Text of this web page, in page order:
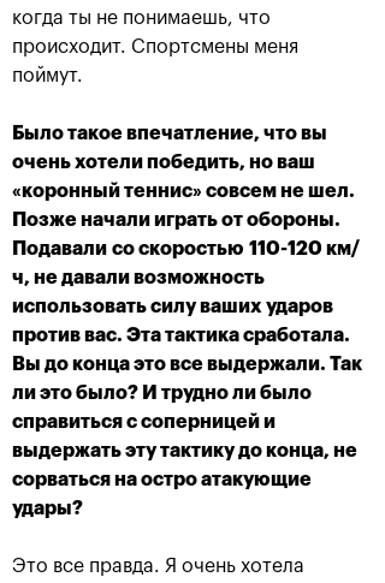
Карен Хачанов: «Этот титул
навсегда останется в
памяти!»
21 октября, 19:00
победители «ВТБ Кубок
Кремля»-2018
21 октября, 17:00
Карен Хачанов:
«Конечно, хочется
выиграть титульный
матч»
когда ты не понимаешь, что
происходит. Спортсмены меня
поймут.
Было такое впечатление, что вы
очень хотели победить, но ваш
«коронный теннис» совсем не шел.
Позже начали играть от обороны.
Подавали со скоростью 110-120 км/
ч, не давали возможность
использовать силу ваших ударов
против вас. Эта тактика сработала.
Вы до конца это все выдержали. Так
ли это было? И трудно ли было
справиться с соперницей и
выдержать эту тактику до конца, не
сорваться на остро атакующие
удары?
Это все правда. Я очень хотела